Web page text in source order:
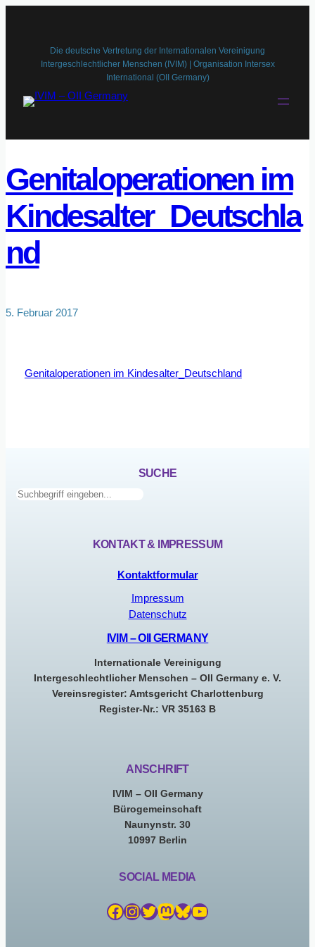
Die deutsche Vertretung der Internationalen Vereinigung
Intergeschlechtlicher Menschen (IVIM) | Organisation Intersex
International (OII Germany)
Genitaloperationen im
Kindesalter_Deutschla
nd
5. Februar 2017
Genitaloperationen im Kindesalter_Deutschland
SUCHE
Suchen
KONTAKT & IMPRESSUM
Kontaktformular
Impressum
Datenschutz
IVIM – OII GERMANY
Internationale Vereinigung
Intergeschlechtlicher Menschen – OII Germany e. V.
Vereinsregister: Amtsgericht Charlottenburg
Register-Nr.: VR 35163 B
ANSCHRIFT
IVIM – OII Germany
Bürogemeinschaft
Naunynstr. 30
10997 Berlin
SOCIAL MEDIA
Facebook InstagramTwitter Mastodon Bluesky YouTube